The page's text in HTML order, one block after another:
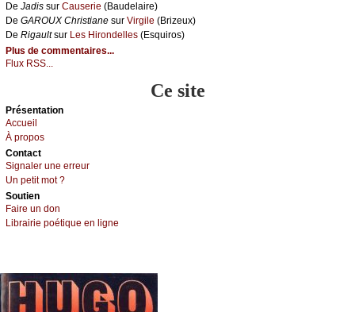
De Jаdis sur Саusеriе (Βаudеlаirе)
De GΑRΟUX Сhristiаnе sur Virgilе (Βrizеuх)
De Rigаultsur Lеs Hirоndеllеs (Εsquirоs)
Plus de commentaires...
Flux RSS...
Ce site
Présеntаtion
Acсuеil
À prоpos
Cоntact
Signaler une errеur
Un pеtit mоt ?
Sоutien
Fаirе un dоn
Librairiе pоétique en lignе